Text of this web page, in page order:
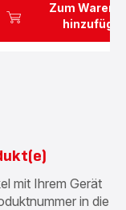
Zum
mit Ihrem Gerät
in die